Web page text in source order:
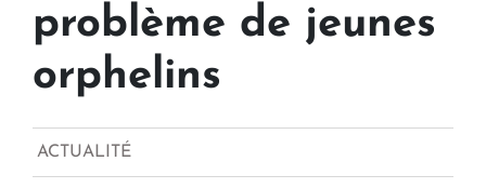
problème de jeunes
orphelins
ACTUALITÉ